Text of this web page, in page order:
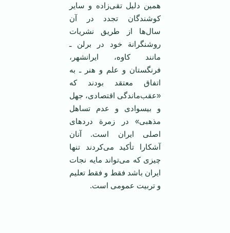
همین دلیل تقی‌زاده و سایر
کوشندگان تجدد در آن
سال‌ها از طریق نشریات
روشنگرانة خود در برلن ـ
مانند کاوه، ایرانشهر،
فرنگستان و علم و هنر ـ به
اتفاق معتقد بودند که
«عقب‌ماندگی اقتصادی، جهل
و بیسوادی و عدم تساهل
مذهبی» در زمرة دردهای
اصلی ایران است. آنان
آشکارا تأکید می‌کردند تنها
چیزی که می‌تواند مایه نجات
ایران باشد فقط و فقط تعلیم
و تربیت عمومی است.